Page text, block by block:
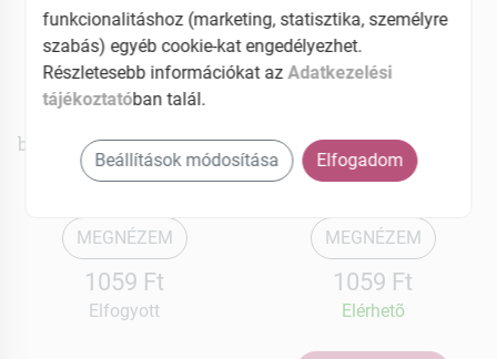
bútorápoló törlőkendő 72
db
MEGNÉZEM
1059 Ft
Elfogyott
fürdőszobai törlőkendő
72 db
MEGNÉZEM
1059 Ft
Elérhetõ
funkcionalitáshoz (marketing, statisztika, személyre
szabás) egyéb cookie-kat engedélyezhet.
Részletesebb információkat azAdatkezelési
tájékoztatóban talál.
Beállítások módosítása Elfogadom